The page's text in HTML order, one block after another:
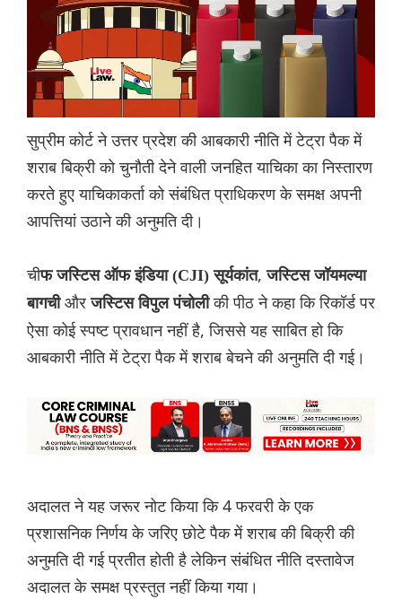
सुप्रीम कोर्ट ने उत्तर प्रदेश की आबकारी नीति में टेट्रा पैक में
शराब बिक्री को चुनौती देने वाली जनहित याचिका का निस्तारण
करते हुए याचिकाकर्ता को संबंधित प्राधिकरण के समक्ष अपनी
आपत्तियां उठाने की अनुमति दी।
चीफ जस्टिस ऑफ इंडिया (CJI) सूर्यकांत,जस्टिस जॉयमल्या
बागचीऔर जस्टिस विपुल पंचोलीकी पीठ ने कहा कि रिकॉर्ड पर
ऐसा कोई स्पष्ट प्रावधान नहीं है, जिससे यह साबित हो कि
आबकारी नीति में टेट्रा पैक में शराब बेचने की अनुमति दी गई।
अदालत ने यह जरूर नोट किया कि 4 फरवरी के एक
प्रशासनिक निर्णय के जरिए छोटे पैक में शराब की बिक्री की
अनुमति दी गई प्रतीत होती है लेकिन संबंधित नीति दस्तावेज
अदालत के समक्ष प्रस्तुत नहीं किया गया।